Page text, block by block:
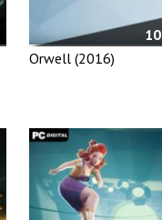
10
Orwell (2016)